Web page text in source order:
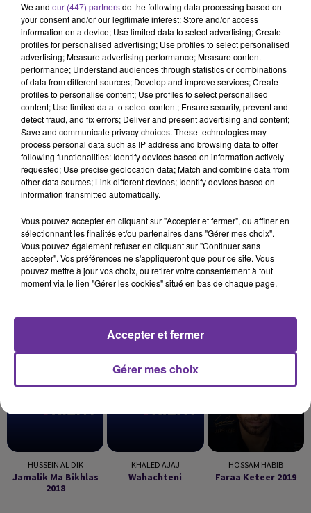
Podcast
JF SOIR PA 04.11.2020
LA PLAYLIST
HUSSEIN AL DIK
Jamalik Ma Bikhlas
2018
23h46
23h46
KHALED AJAJ
Wahachteni
HOSSAM HABIB
Faraa Keteer 2019
We and our (447) partnersdo the following data processing based on
your consent and/or our legitimate interest: Store and/or access
information on a device; Use limited data to select advertising; Create
profiles for personalised advertising; Use profiles to select personalised
advertising; Measure advertising performance; Measure content
performance; Understand audiences through statistics or combinations
of data from different sources; Develop and improve services; Create
profiles to personalise content; Use profiles to select personalised
content; Use limited data to select content; Ensure security, prevent and
detect fraud, and fix errors; Deliver and present advertising and content;
Save and communicate privacy choices. These technologies may
process personal data such as IP address and browsing data to offer
following functionalities: Identify devices based on information actively
requested; Use precise geolocation data; Match and combine data from
other data sources; Link different devices; Identify devices based on
information transmitted automatically.
Vous pouvez accepter en cliquant sur "Accepter et fermer", ou affiner en
sélectionnant les finalités et/ou partenaires dans "Gérer mes choix".
Vous pouvez également refuser en cliquant sur "Continuer sans
accepter". Vos préférences ne s'appliqueront que pour ce site. Vous
pouvez mettre à jour vos choix, ou retirer votre consentement à tout
moment via le lien "Gérer les cookies" situé en bas de chaque page.
Gérer mes choix
Accepter et fermer